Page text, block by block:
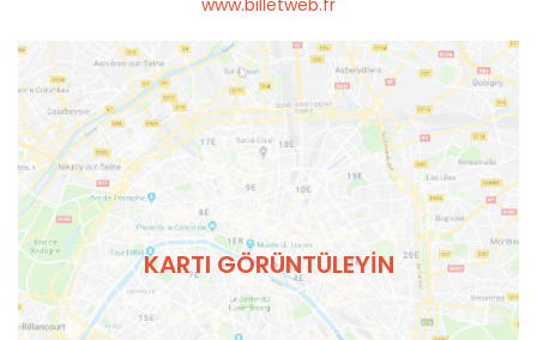
www.billetweb.fr
KARTI GÖRÜNTÜLEYIN